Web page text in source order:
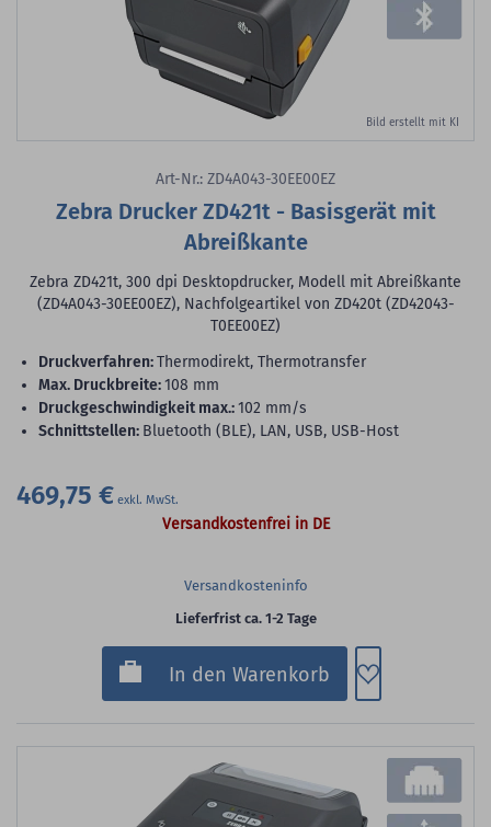
Bild erstellt mit KI
Art-Nr.: ZD4A043-30EE00EZ
Zebra Drucker ZD421t - Basisgerät mit
Abreißkante
Zebra ZD421t, 300 dpi Desktopdrucker, Modell mit Abreißkante
(ZD4A043-30EE00EZ), Nachfolgeartikel von ZD420t (ZD42043-
T0EE00EZ)
Druckverfahren:Thermodirekt, Thermotransfer
max. Druckbreite:108 mm
Druckgeschwindigkeit max.:102 mm/s
Schnittstellen: Bluetooth (BLE), LAN, USB, USB-Host
469,75 €
Versandkostenfrei in DE
Versandkosteninfo
Lieferfrist ca. 1-2 Tage
In den Warenkorb Zum